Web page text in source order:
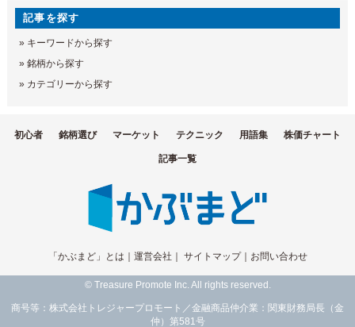
記事を探す
» キーワードから探す
» 銘柄から探す
» カテゴリーから探す
初心者 銘柄選び マーケット テクニック 用語集 株価チャート
記事一覧
「かぶまど」とは 運営会社 サイトマップ｜ お問い合わせ
© Treasure Promote Inc. All rights reserved.
商号等：株式会社トレジャープロモート／金融商品仲介業：関東財務局長（金
仲）第581号